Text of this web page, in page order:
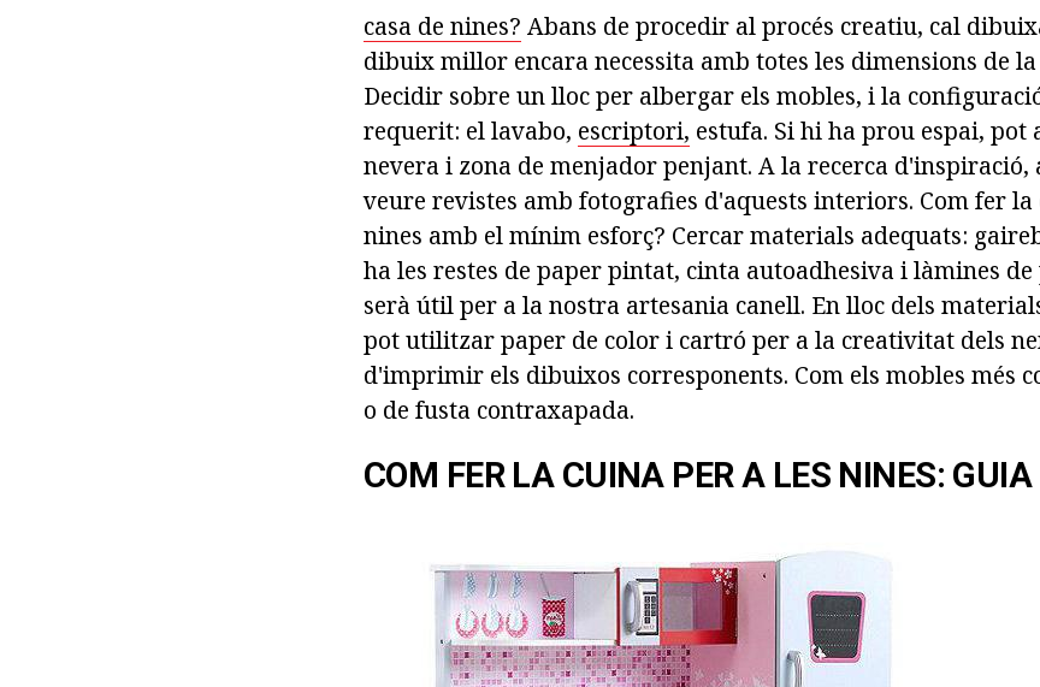
casa de nines? Abans de procedir al procés creatiu, cal
dibuix millor encara necessita amb totes les dimensions de
Decidir sobre un lloc per albergar els mobles, i la
requerit: el lavabo, escriptori, estufa. Si hi ha prou espai,
nevera i zona de menjador penjant. A la recerca d'inspiració,
veure revistes amb fotografies d'aquests interiors. Com fer la
nines amb el mínim esforç? Cercar materials adequats:
ha les restes de paper pintat, cinta autoadhesiva i làmines
serà útil per a la nostra artesania canell. En lloc dels
pot utilitzar paper de color i cartró per a la creativitat dels
d'imprimir els dibuixos corresponents. Com els mobles més
o de fusta contraxapada.
COM FER LA CUINA PER A LES NINES: